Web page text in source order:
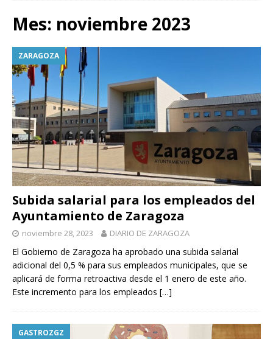
Mes: noviembre 2023
ZARAGOZA
Subida salarial para los empleados del
Ayuntamiento de Zaragoza
noviembre 28, 2023 DIARIO DE ZARAGOZA
El Gobierno de Zaragoza ha aprobado una subida salarial
adicional del 0,5 % para sus empleados municipales, que se
aplicará de forma retroactiva desde el 1 enero de este año.
Este incremento para los empleados […]
GASTROZGZ